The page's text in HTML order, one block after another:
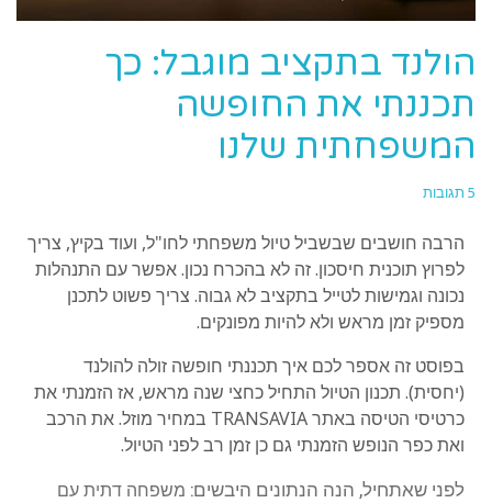
הולנד בתקציב מוגבל: כך
תכננתי את החופשה
המשפחתית שלנו
5 תגובות
הרבה חושבים שבשביל טיול משפחתי לחו"ל, ועוד בקיץ, צריך
לפרוץ תוכנית חיסכון. זה לא בהכרח נכון. אפשר עם התנהלות
נכונה וגמישות לטייל בתקציב לא גבוה. צריך פשוט לתכנן
מספיק זמן מראש ולא להיות מפונקים.
בפוסט זה אספר לכם איך תכננתי חופשה זולה להולנד
(יחסית). תכנון הטיול התחיל כחצי שנה מראש, אז הזמנתי את
כרטיסי הטיסה באתר TRANSAVIA במחיר מוזל. את הרכב
ואת כפר הנופש הזמנתי גם כן זמן רב לפני הטיול.
לפני שאתחיל, הנה הנתונים היבשים: משפחה דתית עם